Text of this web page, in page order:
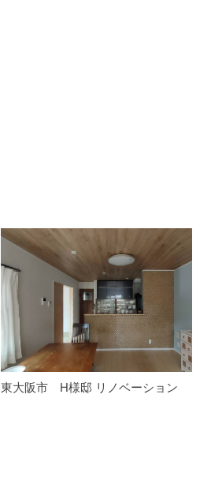
東大阪市 H様邸 リノベーション